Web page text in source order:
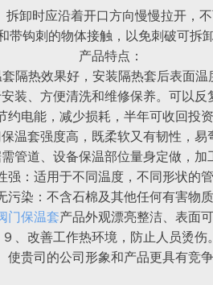
拆卸时应沿着开口方向慢慢拉开，
带钩刺的物体接触，以免刺破可拆
产品特点：
套隔热效果好，安装隔热套后表面
装、方便清洗和维修保养。可以
约电能，减少损耗，半年可收回投
保温套强度高，既柔软又有韧性，易
需管道、设备保温部位量身定做，加
强：适用于不同温度，不同形状的
污染：不含石棉及其他任何有害物
门保温套产品外观漂亮整洁、表面
９、改善工作热环境，防止人员烫伤
使贵司的公司形象和产品更具有竞